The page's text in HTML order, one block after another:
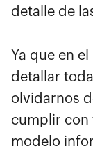
detalle de
Ya que en
detallar
olvidarnos
cumplir con
modelo